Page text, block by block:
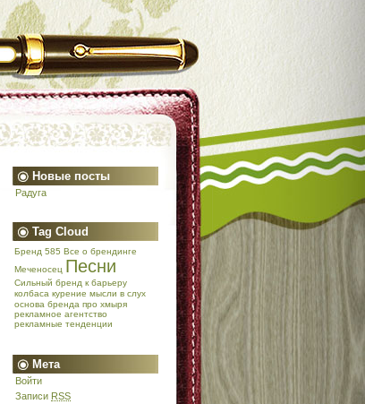
Новые посты
Радуга
Tag Cloud
Бренд 585 Все о брендинге
Меченосец Песни
Сильный бренд к барьеру
колбаса курение мысли в слух
основа бренда про хмыря
рекламное агентство
рекламные тенденции
Мета
Войти
Записи RSS